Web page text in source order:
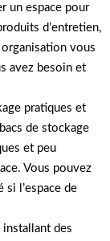
un espace pour
d’entretien,
vous
avez besoin et
pratiques et
de stockage
et peu
Vous pouvez
l’espace de
installant des